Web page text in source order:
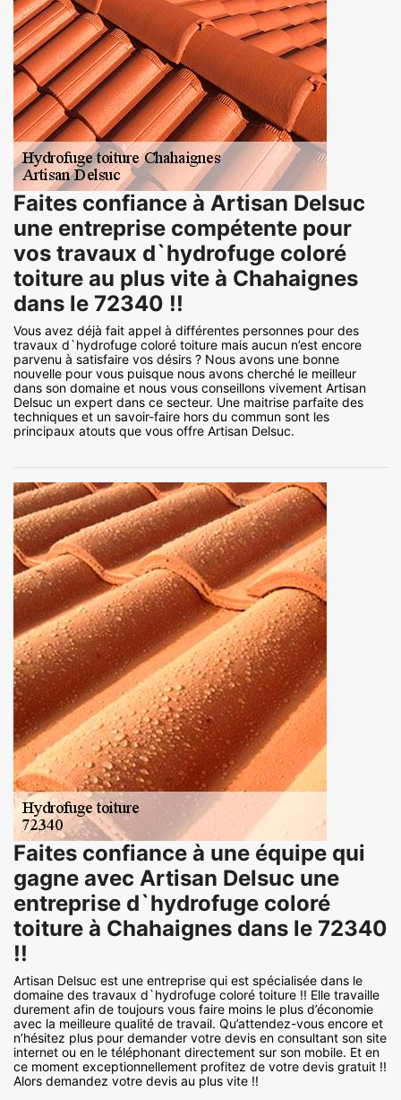
Faites confiance à Artisan Delsuc
une entreprise compétente pour
vos travaux d`hydrofuge coloré
toiture au plus vite à Chahaignes
dans le 72340 !!
Vous avez déjà fait appel à différentes personnes pour des
travaux d`hydrofuge coloré toiture mais aucun n’est encore
parvenu à satisfaire vos désirs ? Nous avons une bonne
nouvelle pour vous puisque nous avons cherché le meilleur
dans son domaine et nous vous conseillons vivement Artisan
Delsuc un expert dans ce secteur. Une maitrise parfaite des
techniques et un savoir-faire hors du commun sont les
principaux atouts que vous offre Artisan Delsuc.
Faites confiance à une équipe qui
gagne avec Artisan Delsuc une
entreprise d`hydrofuge coloré
toiture à Chahaignes dans le 72340
!!
Artisan Delsuc est une entreprise qui est spécialisée dans le
domaine des travaux d`hydrofuge coloré toiture !! Elle travaille
durement afin de toujours vous faire moins le plus d’économie
avec la meilleure qualité de travail. Qu’attendez-vous encore et
n’hésitez plus pour demander votre devis en consultant son site
internet ou en le téléphonant directement sur son mobile. Et en
ce moment exceptionnellement profitez de votre devis gratuit !!
Alors demandez votre devis au plus vite !!